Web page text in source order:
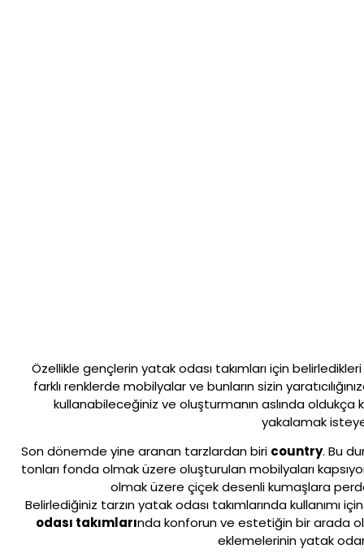
Özellikle gençlerin yatak odası takımları için
farklı renklerde mobilyalar ve bunların sizin
kullanabileceğiniz ve oluşturmanın aslında oldukça
yakalamak
Son dönemde yine aranan tarzlardan biri country. Bu
tonları fonda olmak üzere oluşturulan mobilyaları
olmak üzere çiçek desenli kumaşlara
Belirlediğiniz tarzın yatak odası takımlarında
odası takımlarında konforun ve estetiğin bir arada
eklemelerinin yatak